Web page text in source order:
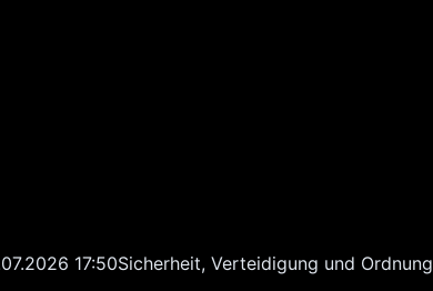
17:50Sicherheit, Verteidigung und Ordnung